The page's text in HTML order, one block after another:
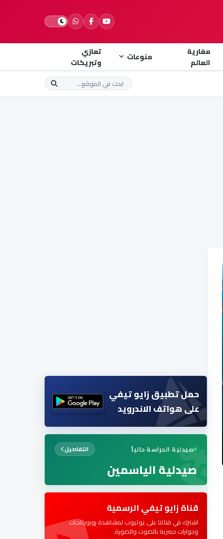
مغارية
العالم
منوعات
تعازي
وتبريكات
حمل تطبيق زايو تيفي
على هواتف الاندرويد
صيدلية الحراسة حالياً التفاصيل
صيدلية الياسمين
قناة زايو تيفي الرسمية
اشترك في قناتنا على يوتيوب لمشاهدة روبورتاجات
وحوارات حصرية بالصوت والصورة.